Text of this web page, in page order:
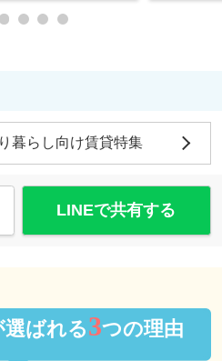
暮らし向け賃貸特集
LINEで共有する
ばれる3つの理由